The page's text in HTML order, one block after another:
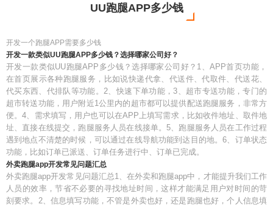
UU跑腿APP多少钱
开发一个跑腿APP需要多少钱
开发一款类似UU跑腿APP多少钱？选择哪家公司好？
开发一款类似UU跑腿APP多少钱？选择哪家公司好？1、APP首页功能，
在首页展示各种跑腿服务，比如说快递代拿、代送件、代取件、代送花、
代买东西、代排队等功能。2、快速下单功能，3、超市专送功能，专门的
超市转送功能，用户附近1公里内的超市都可以提供配送跑腿服务，非常方
便。4、需求填写，用户也可以在APP上填写需求，比如收件地址、取件地
址、直接在线提交，跑腿服务人员在线接单。5、跑腿服务人员在工作过程
遇到地点不清楚的时候，可以通过在线导航功能到达目的地。6、订单状态
功能，比如订单已派送、订单任务进行中、订单已完成。
外卖跑腿app开发常见问题汇总
外卖跑腿app开发常见问题汇总1、在外卖和跑腿app中，才能提升我们工作
人员的效率，节省不必要的寻找地址时间，这样才能满足用户对时间的苛
刻要求。2、信息填写功能，不管是外卖也好，还是跑腿也好，个人信息填